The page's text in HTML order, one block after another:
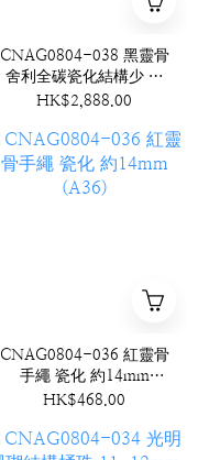
CNAG0804-038 黑靈骨
舍利全碳瓷化結構少 圓
珠 7mm 送證書 (A38)
HK$2,888.00
CNAG0804-036 紅靈骨
手繩 瓷化 約14mm
(A36)
HK$468.00